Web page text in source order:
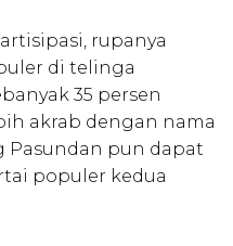
rupanya
di telinga
35 persen
akrab dengan nama
Pasundan pun dapat
populer kedua